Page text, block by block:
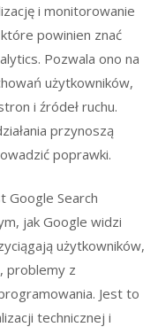
i monitorowanie
powinien znać
Pozwala ono na
użytkowników,
i źródeł ruchu.
przynoszą
poprawki.
Google Search
jak Google widzi
użytkowników,
problemy z
Jest to
technicznej i